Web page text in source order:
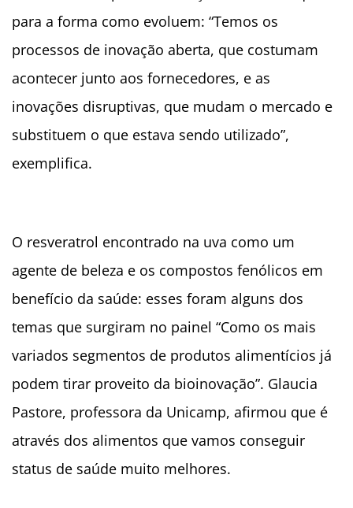
para a forma como evoluem: “Temos os
processos de inovação aberta, que costumam
acontecer junto aos fornecedores, e as
inovações disruptivas, que mudam o mercado e
substituem o que estava sendo utilizado”,
exemplifica.
O resveratrol encontrado na uva como um
agente de beleza e os compostos fenólicos em
benefício da saúde: esses foram alguns dos
temas que surgiram no painel “Como os mais
variados segmentos de produtos alimentícios já
podem tirar proveito da bioinovação”. Glaucia
Pastore, professora da Unicamp, afirmou que é
através dos alimentos que vamos conseguir
status de saúde muito melhores.